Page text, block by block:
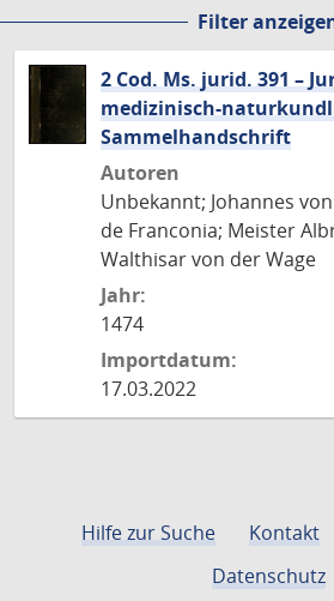
Filter
2 Cod. Ms. jurid. 391 –
medizinisch-
Sammelhandschrift
Autoren
Unbekannt; Johannes
de Franconia; Meister
Walthisar von der Wage
Jahr:
1474
Importdatum:
17.03.2022
Hilfe zur Suche Kontakt
Datenschutz